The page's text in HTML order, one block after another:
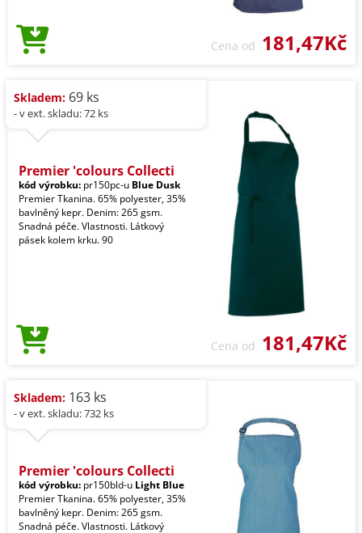
Cena od 181,47Kč
Skladem: 69 ks
- v ext. skladu: 72 ks
Premier 'colours Collecti
kód výrobku: pr150pc-u Blue Dusk
Premier Tkanina. 65% polyester, 35%
bavlněný kepr. Denim: 265 gsm.
Snadná péče. Vlastnosti. Látkový
pásek kolem krku. 90
Cena od 181,47Kč
Skladem: 163 ks
- v ext. skladu: 732 ks
Premier 'colours Collecti
kód výrobku: pr150bld-u Light Blue
Premier Tkanina. 65% polyester, 35%
bavlněný kepr. Denim: 265 gsm.
Snadná péče. Vlastnosti. Látkový